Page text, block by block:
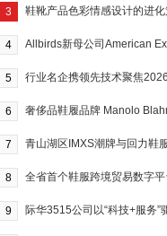
3 鞋靴产品色彩情感设计的进
4 Allbirds新母公司American
5 行业名企携领先技术聚焦
6 奢侈品鞋履品牌 Manolo
7 青山湖区IMXS潮牌与回力鞋
8 全省首个鞋服跨境贸易数字
9 际华3515公司以“科技+服务”